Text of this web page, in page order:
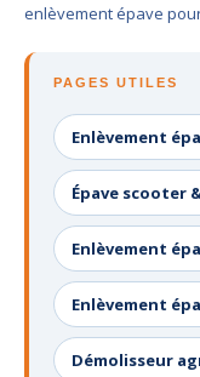
enlèvement épave
PAGES UTILES
Enlèvement
Épave scooter
Enlèvement
Enlèvement
Démolisseur